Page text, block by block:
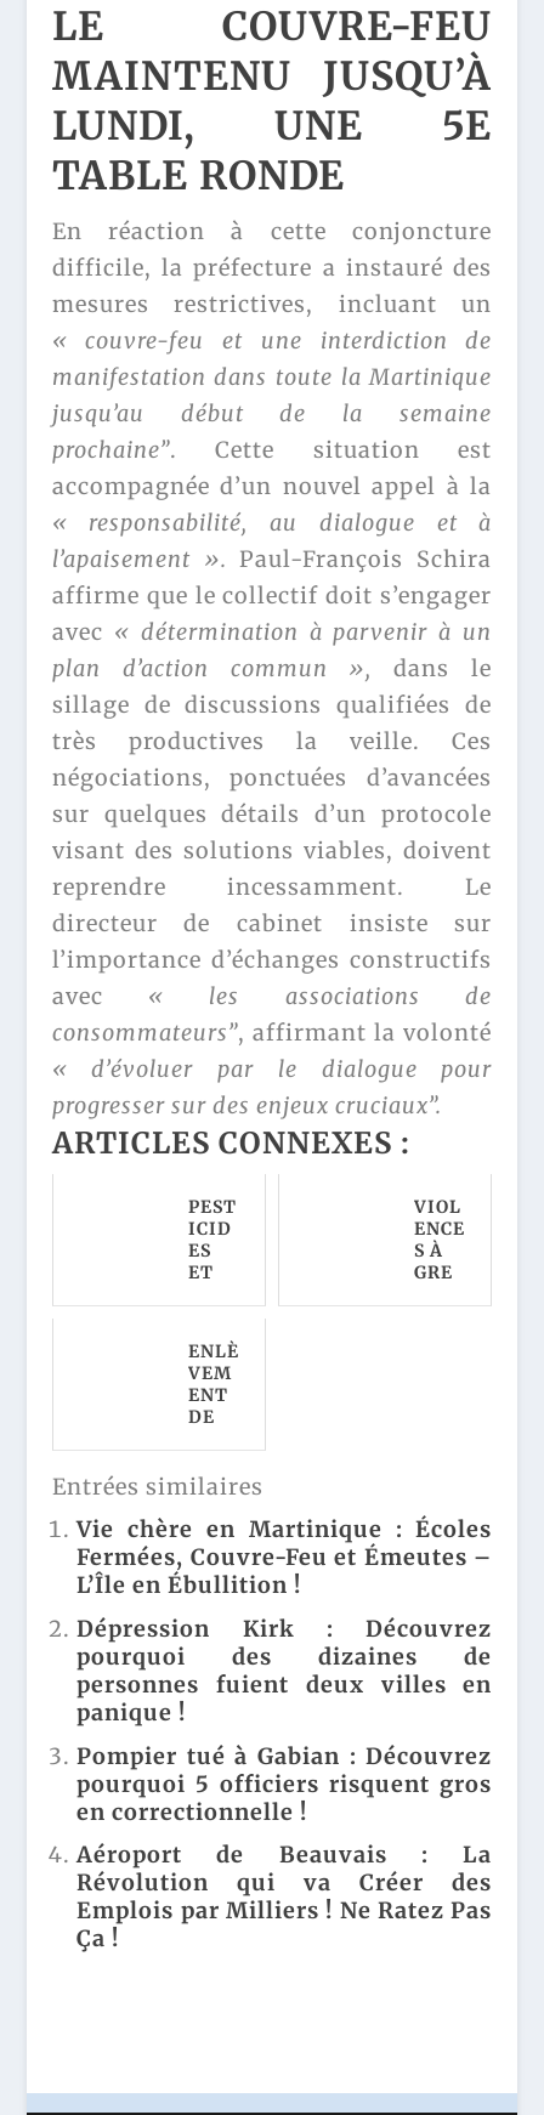
LE COUVRE-FEU
MAINTENU JUSQU’À
LUNDI, UNE 5E
TABLE RONDE
En réaction à cette conjoncture
difficile, la préfecture a instauré des
mesures restrictives, incluant un
« couvre-feu et une interdiction de
manifestation dans toute la Martinique
jusqu’au début de la semaine
prochaine”. Cette situation est
accompagnée d’un nouvel appel à la
« responsabilité, au dialogue et à
l’apaisement ». Paul-François Schira
affirme que le collectif doit s’engager
avec « détermination à parvenir à un
plan d’action commun »,
dans le
sillage de discussions qualifiées de
très productives la veille. Ces
négociations, ponctuées d’avancées
sur quelques détails d’un protocole
visant des solutions viables, doivent
reprendre incessamment. Le
directeur de cabinet insiste sur
l’importance d’échanges constructifs
avec « les associations de
consommateurs”, affirmant la volonté
« d’évoluer par le dialogue pour
progresser sur des enjeux cruciaux”.
ARTICLES CONNEXES :
PEST
ICID
ES
ET
LATI
ONS
CHO
C
DES
INFO
S
L'ACT
U
BRÛL
ANT
E DU
12
OBRE
VIOL
ENCE
S À
GRE
DISC
OURS
ANTI
RITA
IRE
DU
MAI
OILÉ
E !
ENLÈ
VEM
ENT
DE
:
UVR
EZ
POUR
QUOI
PARE
RISQ
UEN
D'ÊT
RE
ACCU
SÉS
KIDN
APPI
NG !
Entrées similaires
Vie chère en Martinique : Écoles
Fermées, Couvre-Feu et Émeutes –
L’Île en Ébullition !
Dépression Kirk : Découvrez
pourquoi des dizaines de
personnes fuient deux villes en
panique !
Pompier tué à Gabian : Découvrez
pourquoi 5 officiers risquent gros
en correctionnelle !
Aéroport de Beauvais : La
Révolution qui va Créer des
Emplois par Milliers ! Ne Ratez Pas
Ça !